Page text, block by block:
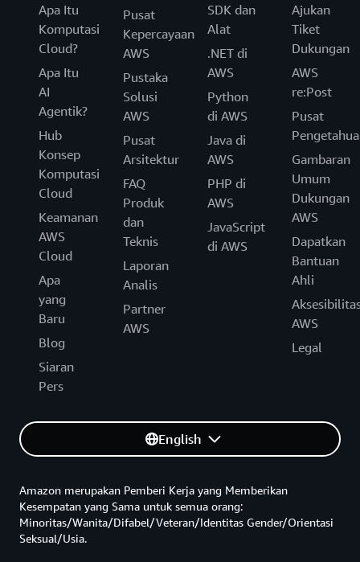
Apa Itu
Komputasi
Cloud?
Apa Itu
AI
Agentik?
Hub
Konsep
Komputasi
Cloud
Keamanan
AWS
Cloud
Apa
yang
Baru
Blog
Siaran
Pers
Pusat
Kepercayaan
AWS
Pustaka
Solusi
AWS
Pusat
Arsitektur
FAQ
Produk
dan
Teknis
Laporan
Analis
Partner
AWS
SDK dan
Alat
.NET di
AWS
Python
di AWS
Java di
AWS
PHP di
AWS
JavaScript
di AWS
Ajukan
Tiket
Dukungan
AWS
re:Post
Pusat
Gambaran
Umum
Dukungan
AWS
Dapatkan
Bantuan
Ahli
AWS
Legal
English
Amazon merupakan Pemberi Kerja yang Memberikan
Kesempatan yang Sama untuk semua orang:
Minoritas/Wanita/Difabel/Veteran/Identitas Gender/Orientasi
Seksual/Usia.